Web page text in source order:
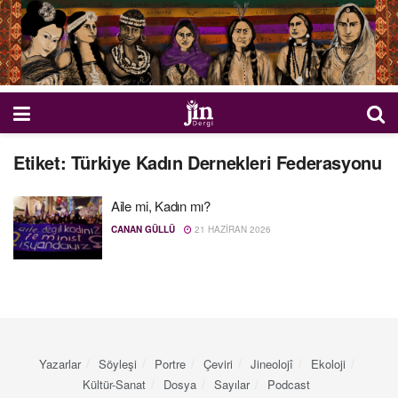
Etiket: Türkiye Kadın Dernekleri Federasyonu
Aile mi, Kadın mı?
CANAN GÜLLÜ 21 HAZIRAN 2026
Yazarlar Söyleşi Portre Çeviri Jineolojî
Ekoloji
Kültür-Sanat
Dosya Sayılar Podcast